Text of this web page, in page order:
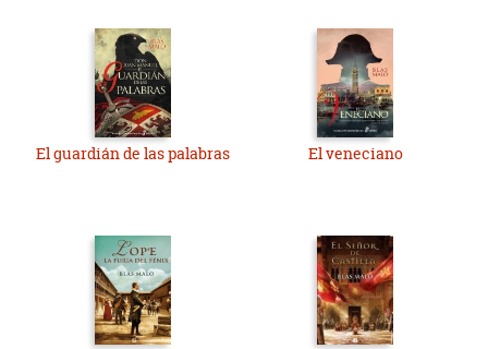
El guardián de las palabras El veneciano